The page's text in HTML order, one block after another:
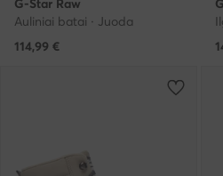
G-Star Raw
Auliniai batai · Juoda
114,99 €